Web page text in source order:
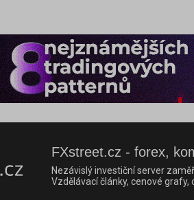
FXstreet.cz - forex,
Nezávislý investiční server
Vzdělávací články, cenové